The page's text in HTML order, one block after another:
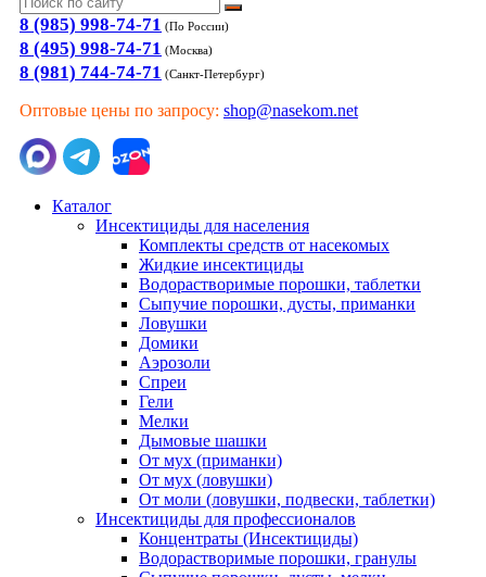
8 (985) 998-74-71 (По России)
8 (495) 998-74-71 (Москва)
8 (981) 744-74-71 (Санкт-Петербург)
Оптовые цены по запросу: shop@nasekom.net
Каталог
Инсектициды для населения
Комплекты средств от насекомых
Жидкие инсектициды
Водорастворимые порошки, таблетки
Сыпучие порошки, дусты, приманки
Ловушки
Домики
Аэрозоли
Спреи
Гели
Мелки
Дымовые шашки
От мух (приманки)
От мух (ловушки)
От моли (ловушки, подвески, таблетки)
Инсектициды для профессионалов
Концентраты (Инсектициды)
Водорастворимые порошки, гранулы